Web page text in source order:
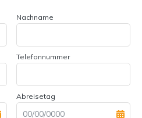
Nachname
Telefonnummer
Abreisetag